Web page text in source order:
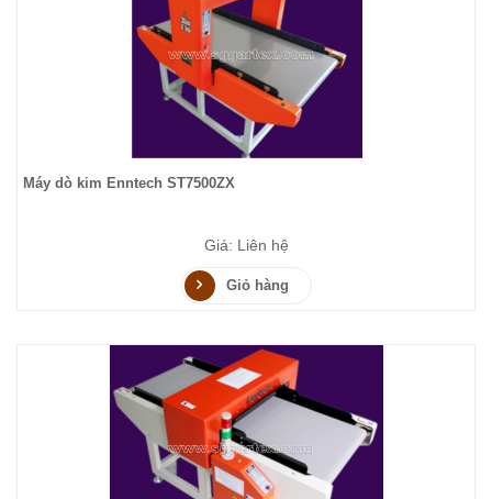
Máy dò kim Enntech ST7500ZX
Giá: Liên hệ
Giỏ hàng